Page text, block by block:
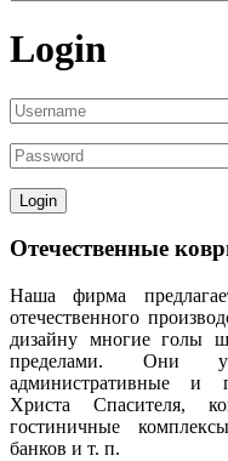
Login
Отечественные
Наша фирма
отечественного
дизайну многие голы
пределами. Они
административные и
Христа Спасителя,
гостиничные
банков и т. п.